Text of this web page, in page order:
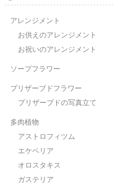
アレンジメント
お供えのアレンジメント
お祝いのアレンジメント
ソープフラワー
プリザーブドフラワー
プリザーブドの写真立て
多肉植物
アストロフィツム
エケベリア
オロスタキス
ガステリア